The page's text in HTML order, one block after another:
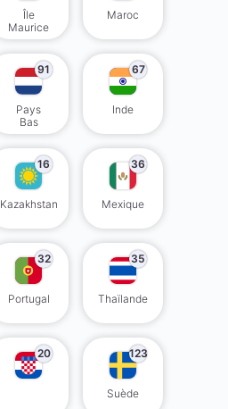
Île
Maurice
Maroc
91
Pays
Bas
67
Inde
16
Kazakhstan
36
Mexique
32
Portugal
35
Thaïlande
20 123
Suède